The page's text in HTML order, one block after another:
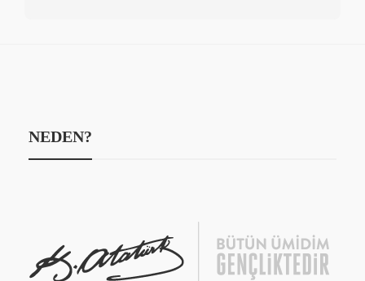
NEDEN?